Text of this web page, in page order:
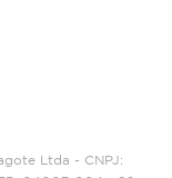
Ltda - CNPJ: